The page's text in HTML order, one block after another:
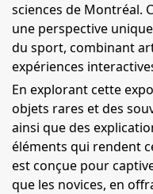
sciences de Montréal.
une perspective
du sport, combinant
expériences
En explorant cette
objets rares et des
ainsi que des
éléments qui rendent
est conçue pour
que les novices, en